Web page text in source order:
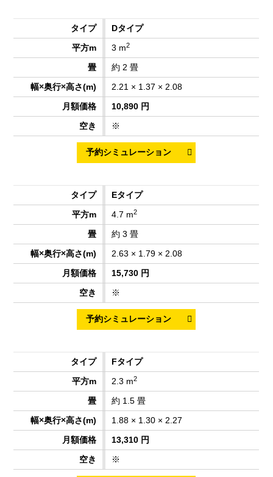
Dタイプ
3 m2
約 2 畳
2.21 × 1.37 × 2.08
10,890 円
※
Eタイプ
4.7 m2
約 3 畳
2.63 × 1.79 × 2.08
15,730 円
※
Fタイプ
2.3 m2
約 1.5 畳
1.88 × 1.30 × 2.27
13,310 円
※